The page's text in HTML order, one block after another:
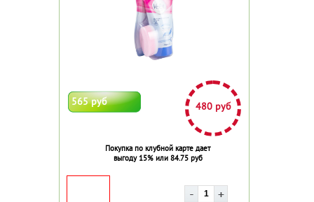
565 руб 480 руб
Покупка по клубной карте дает
выгоду 15% или 84.75 руб